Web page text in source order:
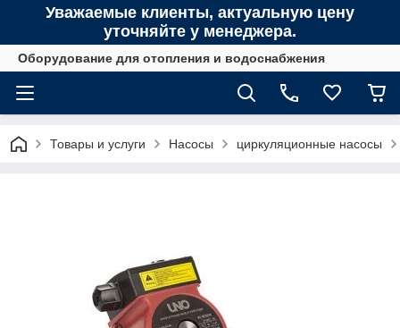
Уважаемые клиенты, актуальную цену
уточняйте у менеджера.
Оборудование для отопления и водоснабжения
Товары и услуги Насосы циркуляционные насосы